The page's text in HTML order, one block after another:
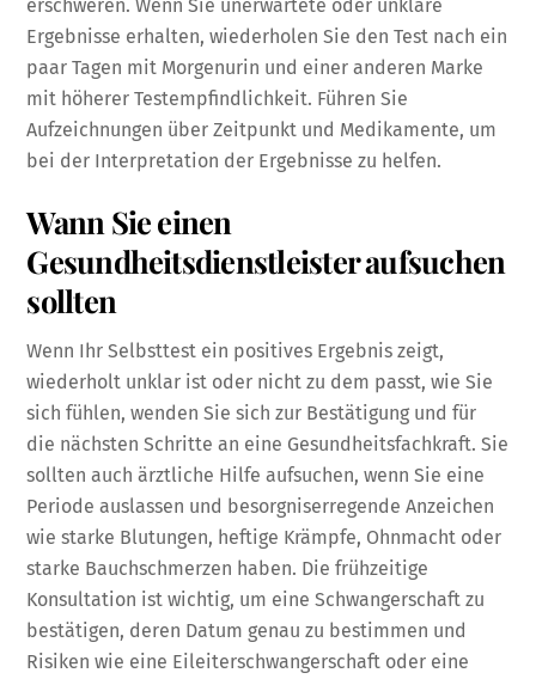
erschweren. Wenn Sie unerwartete oder unklare
Ergebnisse erhalten, wiederholen Sie den Test nach ein
paar Tagen mit Morgenurin und einer anderen Marke
mit höherer Testempfindlichkeit. Führen Sie
Aufzeichnungen über Zeitpunkt und Medikamente, um
bei der Interpretation der Ergebnisse zu helfen.
Wann Sie einen
Gesundheitsdienstleister aufsuchen
sollten
Wenn Ihr Selbsttest ein positives Ergebnis zeigt,
wiederholt unklar ist oder nicht zu dem passt, wie Sie
sich fühlen, wenden Sie sich zur Bestätigung und für
die nächsten Schritte an eine Gesundheitsfachkraft. Sie
sollten auch ärztliche Hilfe aufsuchen, wenn Sie eine
Periode auslassen und besorgniserregende Anzeichen
wie starke Blutungen, heftige Krämpfe, Ohnmacht oder
starke Bauchschmerzen haben. Die frühzeitige
Konsultation ist wichtig, um eine Schwangerschaft zu
bestätigen, deren Datum genau zu bestimmen und
Risiken wie eine Eileiterschwangerschaft oder eine